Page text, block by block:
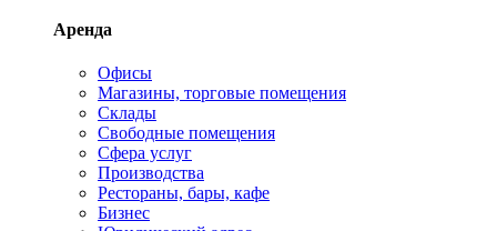
Аренда
Офисы
Магазины, торговые помещения
Склады
Свободные помещения
Сфера услуг
Производства
Рестораны, бары, кафе
Бизнес